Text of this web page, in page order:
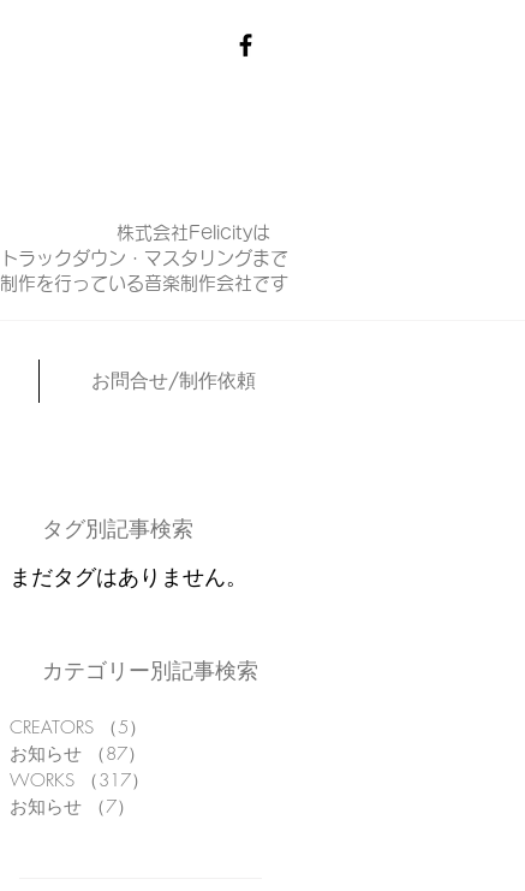
株式会社Felicityは
ラックダウン・マスタリングまで
作を行っている音楽制作会社です
お問合せ/制作依頼
タグ別記事検索
まだタグはありません。
カテゴリー別記事検索
CREATORS （5）
お知らせ
（87）
WORKS
（317）
お知らせ
（7）